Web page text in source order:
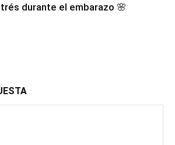
durante el embarazo 🌸